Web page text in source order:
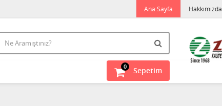
Ana Sayfa Hakkımızda
Sepetim
0